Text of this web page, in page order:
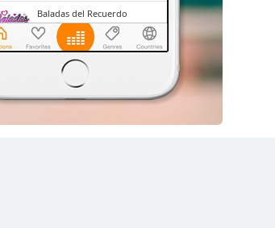
Baladas del Recuerdo
romantic
Universal Stereo
oldies
Stereorey